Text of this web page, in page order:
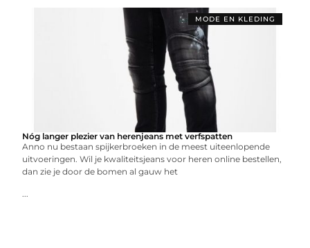
MODE EN KLEDING
Nóg langer plezier van herenjeans met verfspatten
Anno nu bestaan spijkerbroeken in de meest uiteenlopende
uitvoeringen. Wil je kwaliteitsjeans voor heren online bestellen,
dan zie je door de bomen al gauw het
...